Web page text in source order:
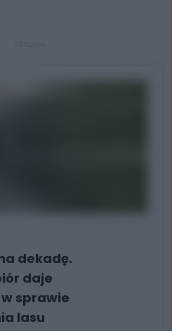
dekadę.
daje
sprawie
lasu